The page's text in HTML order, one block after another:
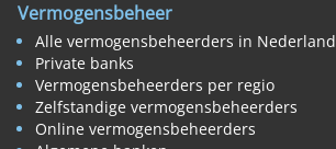
Vermogensbeheer
Alle vermogensbeheerders in Nederland
Private banks
Vermogensbeheerders per regio
Zelfstandige vermogensbeheerders
Online vermogensbeheerders